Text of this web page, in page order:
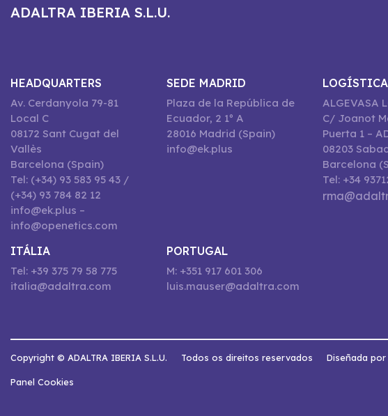
ADALTRA IBERIA S.L.U.
HEADQUARTERS
Av. Cerdanyola 79-81
Local C
08172 Sant Cugat del
Vallès
Barcelona (Spain)
Tel: (+34) 93 583 95 43 /
(+34) 93 784 82 12
info@ek.plus –
info@openetics.com
SEDE MADRID
Plaza de la República de
Ecuador, 2 1º A
28016 Madrid (Spain)
info@ek.plus
ALGEVASA
C/ Joanot
Puerta 1 –
08203
Barcelona
Tel: +34
ITÁLIA
Tel: +39 375 79 58 775
italia@adaltra.com
PORTUGAL
M: +351 917 601 306
luis.mauser@adaltra.com
Copyright © ADALTRA IBERIA S.L.U. Todos os direitos reservados Diseñada
Panel Cookies